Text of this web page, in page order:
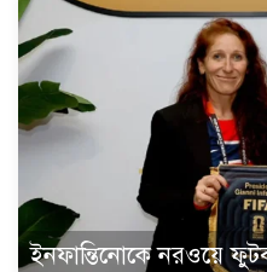
ইনফান্তিনোকে নরওয়ে